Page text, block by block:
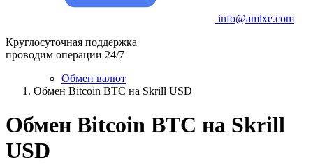
info@amlxe.com
Круглосуточная поддержка
проводим операции 24/7
Обмен валют
Обмен Bitcoin BTC на Skrill USD
Обмен Bitcoin BTC на Skrill
USD